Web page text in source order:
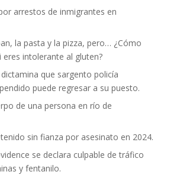
arrestos de inmigrantes en
la pasta y la pizza, pero… ¿Cómo
eres intolerante al gluten?
dictamina que sargento policía
puede regresar a su puesto.
de una persona en río de
sin fianza por asesinato en 2024.
se declara culpable de tráfico
y fentanilo.